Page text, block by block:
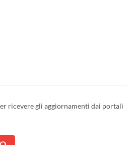
ricevere gli aggiornamenti dai portali